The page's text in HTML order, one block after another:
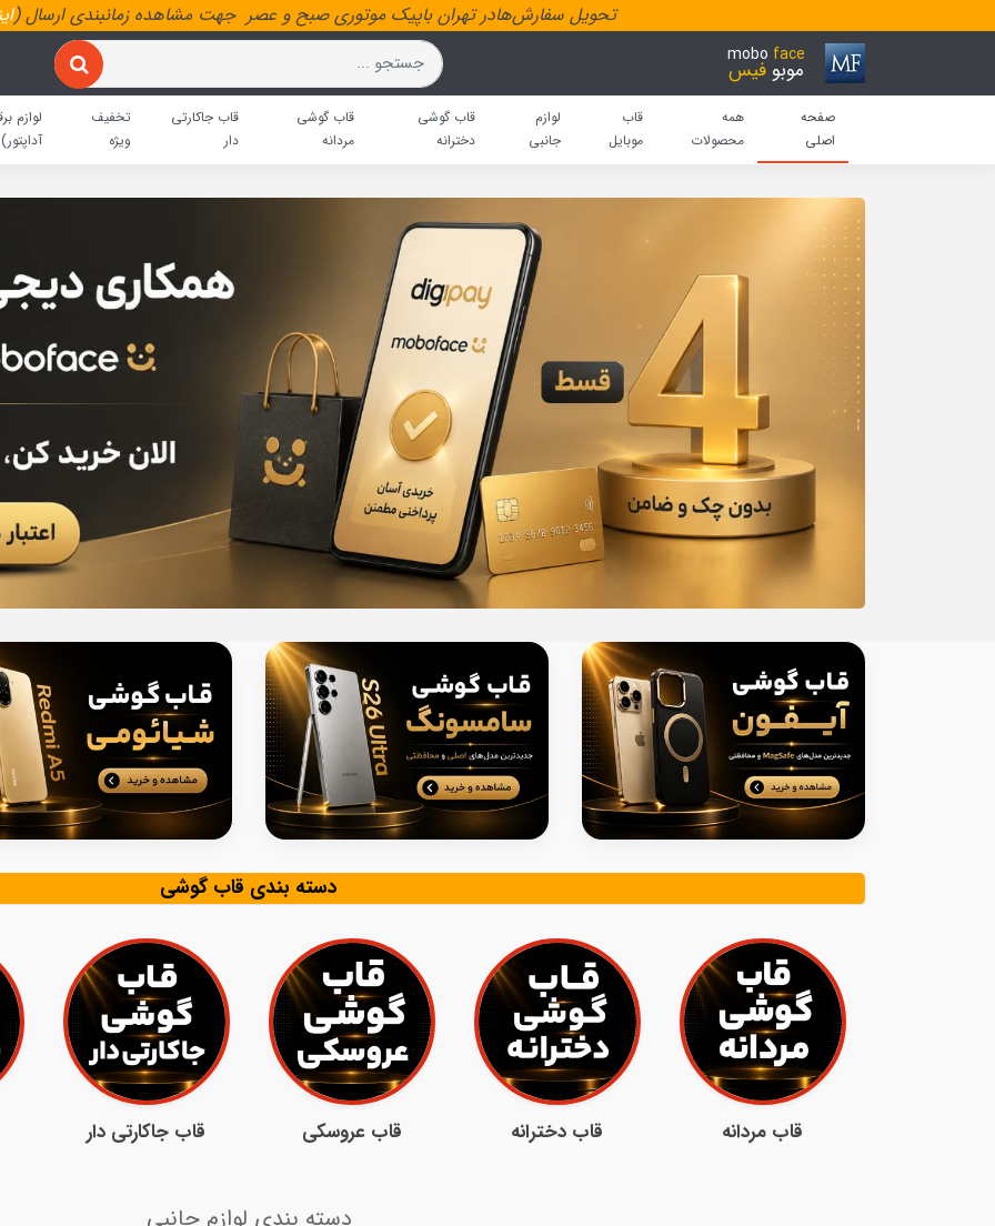
تحویل سفارش‌هادر تهران باپیک موتوری صبح و عصر جهت مشاهده زمانبندی ارسال (
mobo face
موبو فیس
صفحه
اصلی
همه
محصولات
قاب
موبایل
لوازم
جانبی
قاب گوشی
دخترانه
قاب گوشی
مردانه
قاب جاکارتی
دار
تخفیف
ویژه
لوازم
آداپتور)
دسته بندی قاب گوشی
قاب مردانه قاب دخترانه قاب عروسکی قاب جاکارتی دار